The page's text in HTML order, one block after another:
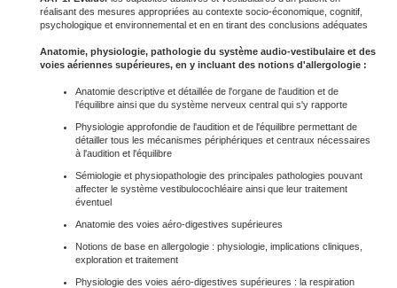
réalisant des mesures appropriées au contexte socio-économique, cognitif,
psychologique et environnemental et en en tirant des conclusions adéquates
Anatomie, physiologie, pathologie du système audio-vestibulaire et des
voies aériennes supérieures, en y incluant des notions d'allergologie :
Anatomie descriptive et détaillée de l'organe de l'audition et de
l'équilibre ainsi que du système nerveux central qui s'y rapporte
Physiologie approfondie de l'audition et de l'équilibre permettant de
détailler tous les mécanismes périphériques et centraux nécessaires
à l'audition et l'équilibre
Sémiologie et physiopathologie des principales pathologies pouvant
affecter le système vestibulocochléaire ainsi que leur traitement
éventuel
Anatomie des voies aéro-digestives supérieures
Notions de base en allergologie : physiologie, implications cliniques,
exploration et traitement
Physiologie des voies aéro-digestives supérieures : la respiration